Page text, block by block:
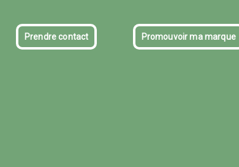
Prendre contact Promouvoir ma marque